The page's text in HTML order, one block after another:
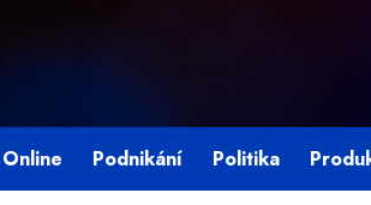
Online Podnikání Politika